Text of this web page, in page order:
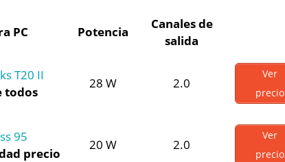
PC Potencia
Canales de
salida
T20 II
todos
28 W 2.0
Ver
precio
95
precio
20 W 2.0
Ver
precio